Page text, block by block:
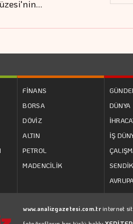
FİNANS
BORSA
DÖVİZ
ALTIN
PETROL
MADENCİLİK
DÜNYA
İŞ
www.analizgazetesi.com.trinternet